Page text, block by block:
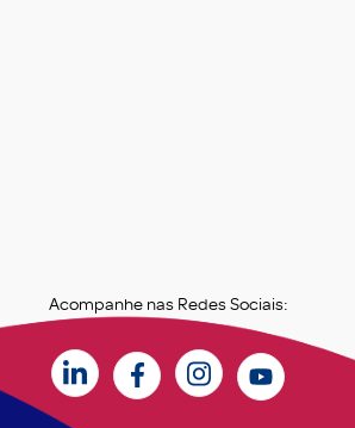
Acompanhe nas Redes Sociais: